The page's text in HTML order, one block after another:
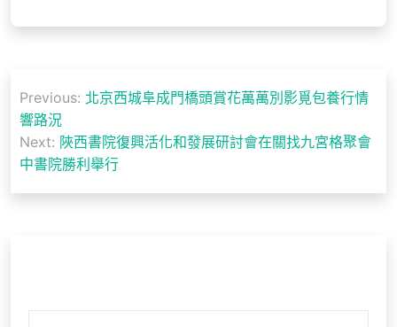
章
導
覽
Previous: 北京西城阜成門橋頭賞花萬萬別影覓包養行情
響路況
Next: 陜西書院復興活化和發展研討會在關找九宮格聚會
中書院勝利舉行